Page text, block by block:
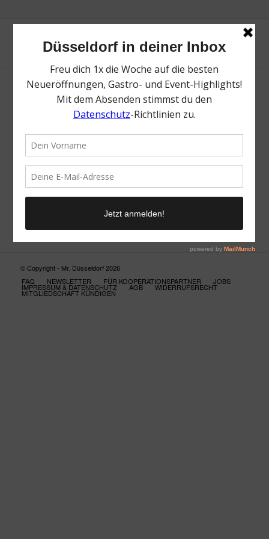
Neue Suche
Suchergebnis nicht zufriedenstellend? Versuche es mal mit
einem Wortteil oder einer anderen Schreibweise.
© Copyright - Mr. Düsseldorf 2026
FAQ
NEWSLETTER FÜR KOOPERATIONSPARTNER JOBS
IMPRESSUM & DATENSCHUTZ AGB WIDERRUFSRECHT
MITGLIEDSCHAFT KÜNDIGEN